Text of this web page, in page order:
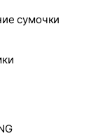
сумочки